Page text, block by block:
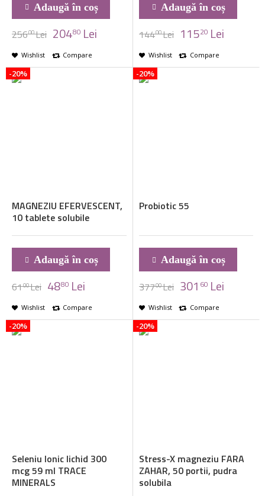
Adaugă în coș
25600Lei 20480 Lei
Wishlist Compare
Adaugă în coș
14400Lei 11520 Lei
Wishlist Compare
MAGNEZIU EFERVESCENT,
10 tablete solubile
Adaugă în coș
6100Lei 4880 Lei
Wishlist Compare
-20%
Probiotic 55
Adaugă în coș
37700Lei 301 60 Lei
Wishlist Compare
-20%
Seleniu Ionic lichid 300
mcg 59 ml TRACE
MINERALS
-20%
Stress-X magneziu FARA
ZAHAR, 50 portii, pudra
solubila
-20%